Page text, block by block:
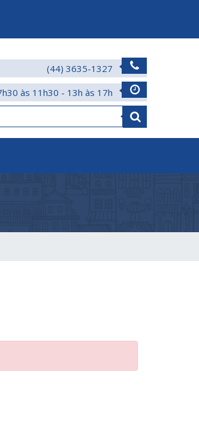
(44) 3635-1327
às 11h30 - 13h às 17h